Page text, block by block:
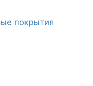
покрытия